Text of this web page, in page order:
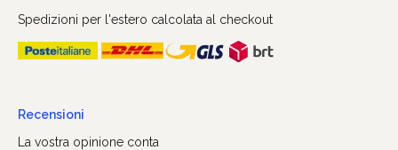
Spedizioni per l'estero calcolata al checkout
Recensioni
La vostra opinione conta